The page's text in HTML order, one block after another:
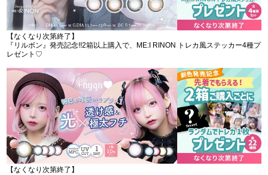
【なくなり次第終了】
『リルボン』発売記念!!2箱以上購入で、ME:I RINON トレカ風ステッカー4種プ
レゼント♡
【なくなり次第終了】